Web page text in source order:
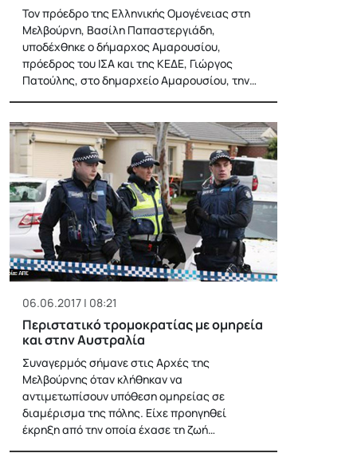
Τον πρόεδρο της Ελληνικής Ομογένειας στη
Μελβούρνη, Βασίλη Παπαστεργιάδη,
υποδέχθηκε ο δήμαρχος Αμαρουσίου,
πρόεδρος του ΙΣΑ και της ΚΕΔΕ, Γιώργος
Πατούλης, στο δημαρχείο Αμαρουσίου, την…
06.06.2017 | 08:21
Περιστατικό τρομοκρατίας με ομηρεία
και στην Αυστραλία
Συναγερμός σήμανε στις Αρχές της
Μελβούρνης όταν κλήθηκαν να
αντιμετωπίσουν υπόθεση ομηρείας σε
διαμέρισμα της πόλης. Είχε προηγηθεί
έκρηξη από την οποία έχασε τη ζωή…